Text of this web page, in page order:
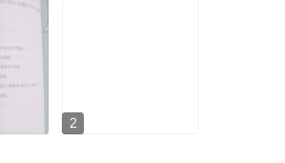
행동 하나하나가 습관을 형성하고,
서부터 배고픔에 허덕였지만 잠
각이 긍정적인 언어를 만들었는데,
2